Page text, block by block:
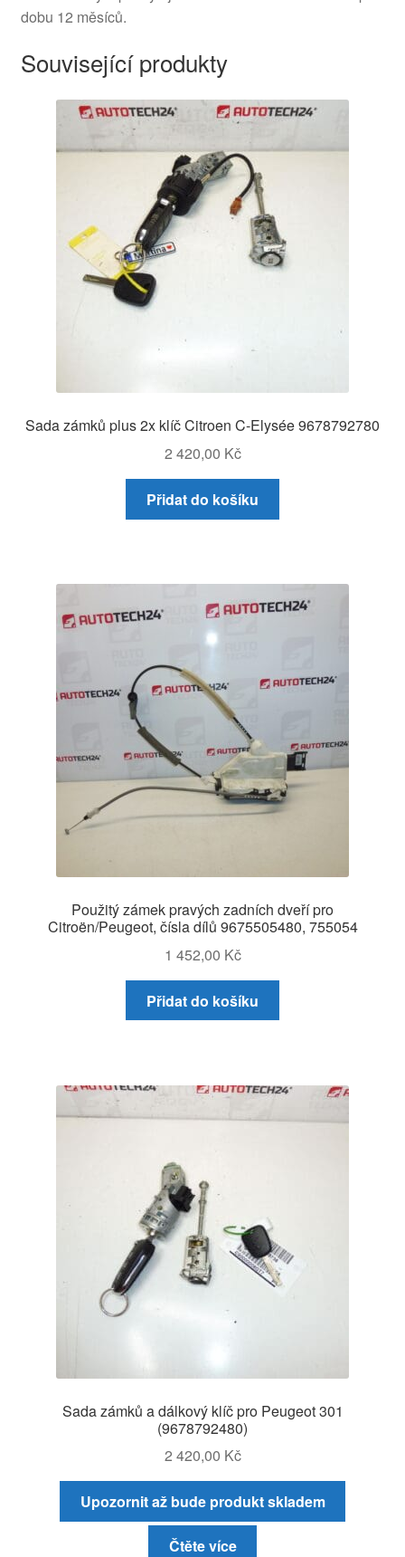
dobu 12 měsíců.
Související produkty
Sada zámků plus 2x klíč Citroen C-Elysée 9678792780
2 420,00 Kč
Přidat do košíku
Použitý zámek pravých zadních dveří pro
Citroën/Peugeot, čísla dílů 9675505480, 755054
1 452,00 Kč
Přidat do košíku
Sada zámků a dálkový klíč pro Peugeot 301
(9678792480)
2 420,00 Kč
Upozornit až bude produkt skladem
Čtěte více